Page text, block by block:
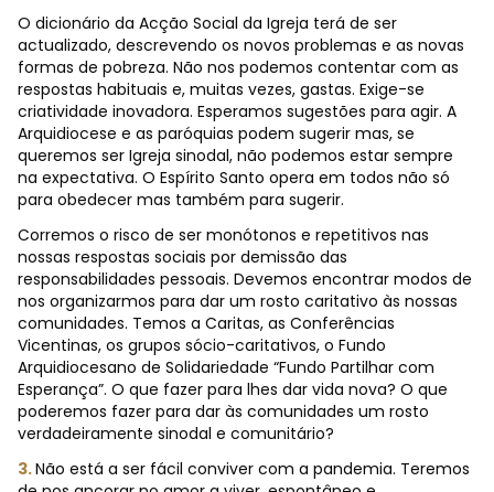
O dicionário da Acção Social da Igreja terá de ser
actualizado, descrevendo os novos problemas e as novas
formas de pobreza. Não nos podemos contentar com as
respostas habituais e, muitas vezes, gastas. Exige-se
criatividade inovadora. Esperamos sugestões para agir. A
Arquidiocese e as paróquias podem sugerir mas, se
queremos ser Igreja sinodal, não podemos estar sempre
na expectativa. O Espírito Santo opera em todos não só
para obedecer mas também para sugerir.
Corremos o risco de ser monótonos e repetitivos nas
nossas respostas sociais por demissão das
responsabilidades pessoais. Devemos encontrar modos de
nos organizarmos para dar um rosto caritativo às nossas
comunidades. Temos a Caritas, as Conferências
Vicentinas, os grupos sócio-caritativos, o Fundo
Arquidiocesano de Solidariedade “Fundo Partilhar com
Esperança”. O que fazer para lhes dar vida nova? O que
poderemos fazer para dar às comunidades um rosto
verdadeiramente sinodal e comunitário?
3.Não está a ser fácil conviver com a pandemia. Teremos